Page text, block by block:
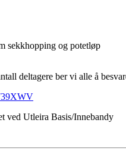
sekkhopping og potetløp
deltagere ber vi alle å
ved Utleira Basis/Innebandy